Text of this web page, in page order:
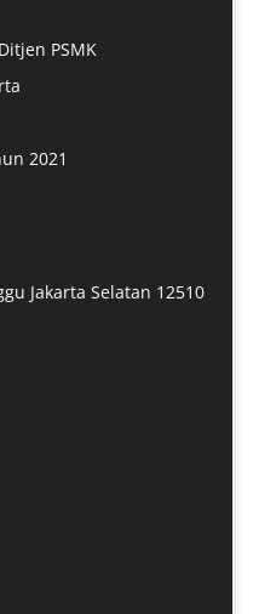
PSMK
2021
Jakarta Selatan 12510